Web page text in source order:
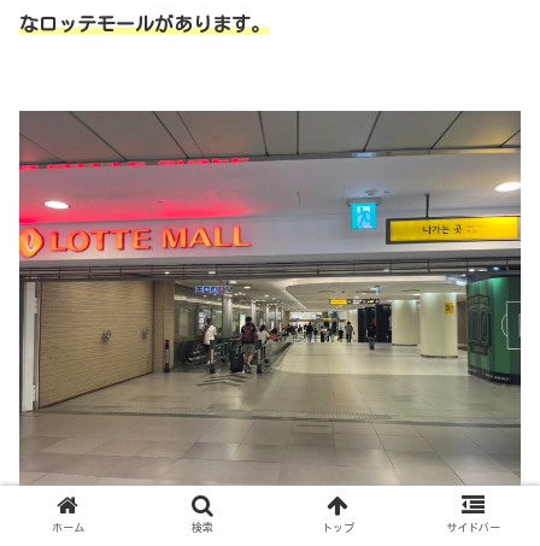
なロッテモールがあります。
ホーム 検索 トップ サイドバー